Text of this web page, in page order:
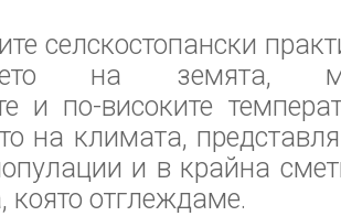
селскостопански
на земята,
и по-високите
на климата,
и в крайна
която отглеждаме.